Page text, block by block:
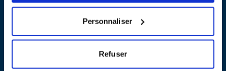
Personnaliser
Refuser
À Viroflay, les points de collecte, partenaires d'ecosystem, nous
prenions en charge leur dépollution et leur recyclage.
Recycler c’est protéger la santé, l'environnement et les
ressources naturelles
La fabrication d’équipements électriques neufs est génératrice de
pollution et consommatrice de ressources naturelles. Le don